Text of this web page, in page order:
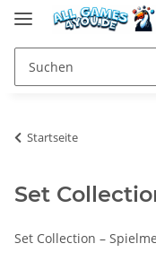
Startseite
Set
Set Collection –